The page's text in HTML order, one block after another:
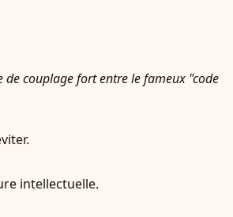
couplage fort entre le fameux "code
intellectuelle.